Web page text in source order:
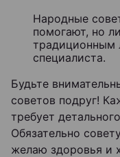
Народные
помогают, но
традиционным
специалиста.
Будьте
советов подруг!
требует
Обязательно
желаю здоровья и